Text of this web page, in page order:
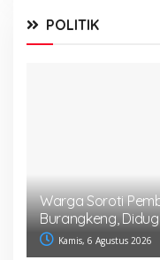
POLITIK
Warga Soroti
Burangkeng,
Kamis, 6 Agustus 2026